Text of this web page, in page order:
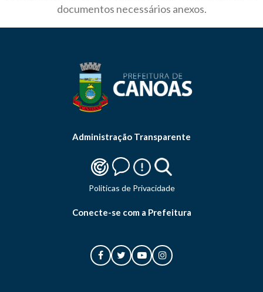
documentos necessários anexos.
Administração Transparente
Politicas de Privacidade
Conecte-se com a Prefeitura